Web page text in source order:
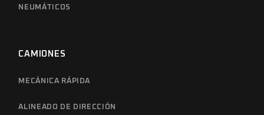
NEUMÁTICOS
CAMIONES
MECÁNICA RÁPIDA
ALINEADO DE DIRECCIÓN